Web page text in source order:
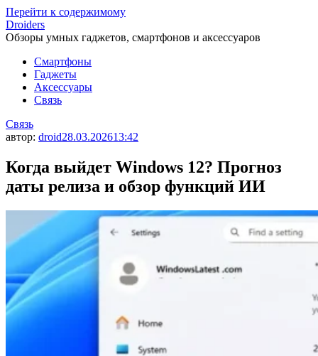
Перейти к содержимому
Droiders
Обзоры умных гаджетов, смартфонов и аксессуаров
Смартфоны
Гаджеты
Аксессуары
Связь
Связь
автор: droid28.03.202613:42
Когда выйдет Windows 12? Прогноз
даты релиза и обзор функций ИИ